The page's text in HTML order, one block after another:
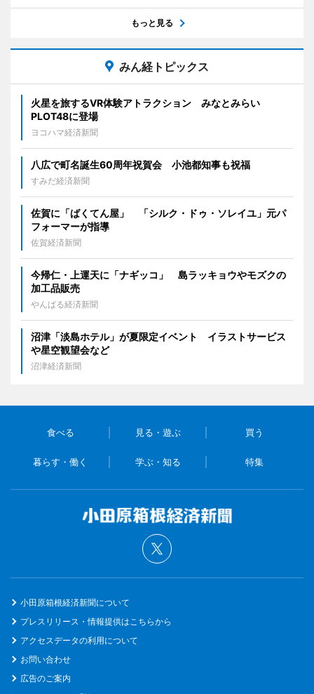
もっと見る
みん経トピックス
火星を旅するVR体験アトラクション みなとみらい
PLOT48に登場
ヨコハマ経済新聞
八広で町名誕生60周年祝賀会 小池都知事も祝福
すみだ経済新聞
佐賀に「ばくてん屋」 「シルク・ドゥ・ソレイユ」元パ
フォーマーが指導
佐賀経済新聞
今帰仁・上運天に「ナギッコ」 島ラッキョウやモズクの
加工品販売
やんばる経済新聞
沼津「淡島ホテル」が夏限定イベント イラストサービス
や星空観望会など
沼津経済新聞
食べる 見る・遊ぶ 買う
暮らす・働く 学ぶ・知る 特集
小田原箱根経済新聞について
プレスリリース・情報提供はこちらから
アクセスデータの利用について
お問い合わせ
広告のご案内